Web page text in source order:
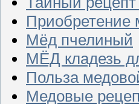
Приобретение
Мёд пчелиный
МЁД кладезь
Польза
Медовые